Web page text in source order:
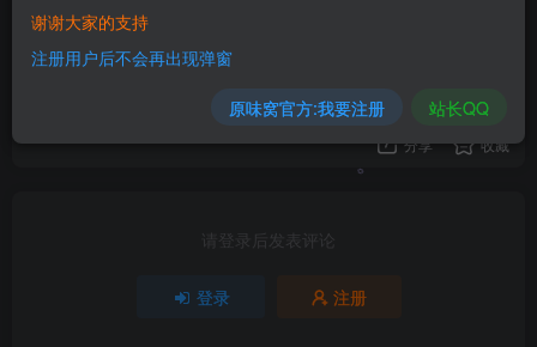
分享 收藏
请登录后发表评论
登录 注册
谢谢大家的支持
注册用户后不会再出现弹窗
原味窝官方:我要注册 站长QQ